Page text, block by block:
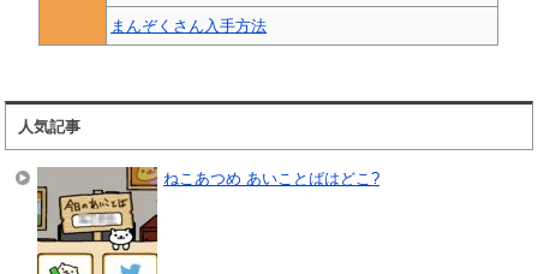
まんぞくさん入手方法
人気記事
ねこあつめ あいことばはどこ?